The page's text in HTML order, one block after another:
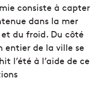
consiste à capter
dans la mer
du froid. Du côté
entier de la ville se
l’été à l’aide de ce